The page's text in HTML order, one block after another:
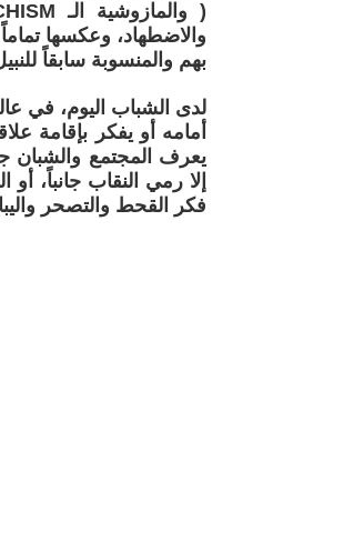
بهم والمنسوبة سابقاً
لدى الشباب اليوم، في
أمامه أو يفكر بإقامة
يعرف المجتمع والشبان
إلا رمي النقاب جانباً،
فكر القحط والتصحر